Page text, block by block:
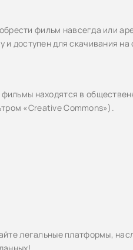
фильм навсегда или
и доступен для скачивания
находятся в
«Creative Commons»).
легальные платформы,